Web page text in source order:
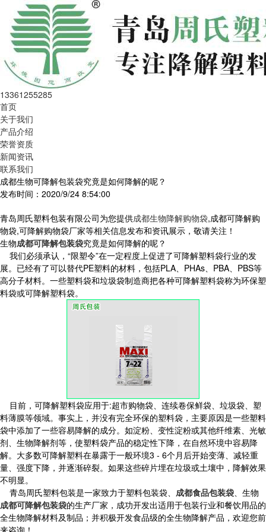
13361255285
首页
关于我们
产品介绍
荣誉资质
新闻资讯
联系我们
成都生物可降解包装袋究竟是如何降解的呢？
发布时间：2020/9/24 8:54:00
青岛周氏塑料包装有限公司为您提供成都生物降解购物袋,成都可降解购
物袋,可降解购物袋厂家等相关信息发布和资讯展示，敬请关注！
生物成都可降解包装袋究竟是如何降解的呢？
我们必须承认，“限塑令”在一定程度上促进了可降解塑料袋行业的发
展。已经有了可以替代PE塑料的材料，包括PLA、PHAs、PBA、PBS等
高分子材料。一些塑料袋和垃圾袋制造商把各种可降解塑料袋称为环保塑
料袋或可降解塑料袋。
目前，可降解塑料袋应用于:超市购物袋、连续卷保鲜袋、垃圾袋、塑
料薄膜等领域。事实上，并没有完全环保的塑料袋，主要原因是一些塑料
袋中添加了一些容易降解的成分。如淀粉、变性淀粉或其他纤维素、光敏
剂、生物降解剂等，使塑料袋产品的稳定性下降，在自然环境中容易降
解。大多数可降解塑料在暴露于一般环境3 - 6个月后开始变薄、减轻重
量、强度下降，并逐渐碎裂。如果这些碎片埋在垃圾或土壤中，降解效果
不明显。
青岛周氏塑料包装是一家致力于塑料包装袋、 成都食品包装袋 、生物
成都可降解包装袋的生产厂家，成功开发出适用于包装行业和餐饮用品的
全生物降解材料及制品；并积极开发食品级的全生物降解产品，欢迎您前
来咨询！